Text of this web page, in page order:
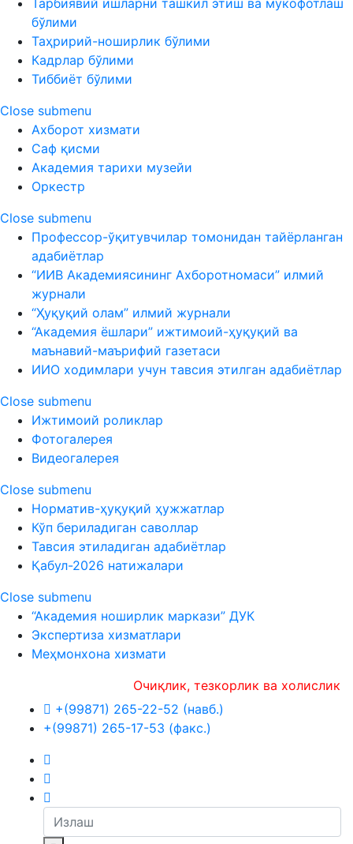
Тарбиявий ишларни ташкил этиш ва мукофотлаш
бўлими
Таҳририй-ноширлик бўлими
Кадрлар бўлими
Тиббиёт бўлими
Close submenu
Ахборот хизмати
Саф қисми
Академия тарихи музейи
Оркестр
Close submenu
Профессор-ўқитувчилар томонидан тайёрланган
адабиётлар
“ИИВ Академиясининг Ахборотномаси” илмий
журнали
“Ҳуқуқий олам” илмий журнали
“Академия ёшлари” ижтимоий-ҳуқуқий ва
маънавий-маърифий газетаси
ИИО ходимлари учун тавсия этилган адабиётлар
Close submenu
Ижтимоий роликлар
Фотогалерея
Видеогалерея
Close submenu
Норматив-ҳуқуқий ҳужжатлар
Кўп бериладиган саволлар
Тавсия этиладиган адабиётлар
Қабул-2026 натижалари
Close submenu
“Академия ноширлик маркази” ДУК
Экспертиза хизматлари
Меҳмонхона хизмати
Очиқлик, тезкорлик ва холислик
+(99871) 265-22-52 (навб.)
+(99871) 265-17-53 (факс.)